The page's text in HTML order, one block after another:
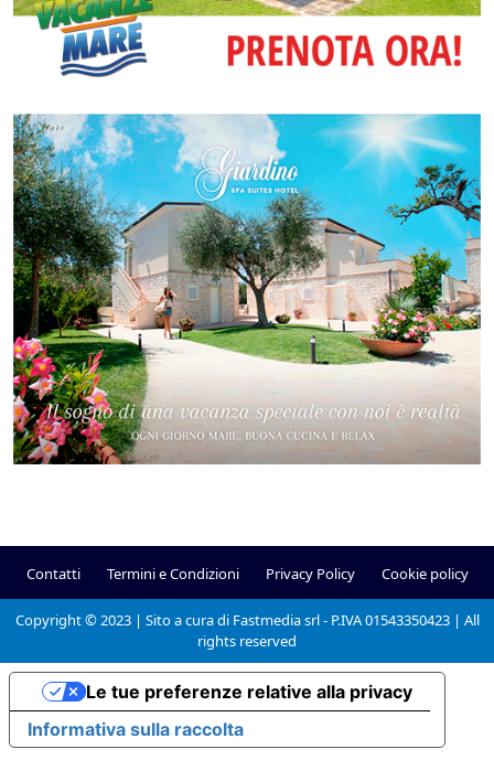
Contatti Termini e Condizioni Privacy Policy Cookie policy
Copyright © 2023 | Sito a cura di Fastmedia srl - P.IVA 01543350423 | All
rights reserved
Informativa sulla raccolta
Le tue preferenze relative alla privacy